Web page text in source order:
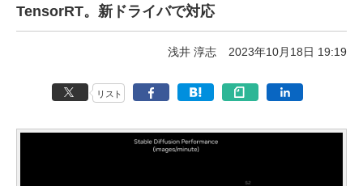
TensorRT。新ドライバで対応
浅井 淳志 2023年10月18日 19:19
リスト